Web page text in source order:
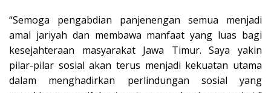
“Semoga pengabdian panjenengan semua menjadi
amal jariyah dan membawa manfaat yang luas bagi
kesejahteraan masyarakat Jawa Timur. Saya yakin
pilar-pilar sosial akan terus menjadi kekuatan utama
dalam menghadirkan perlindungan sosial yang